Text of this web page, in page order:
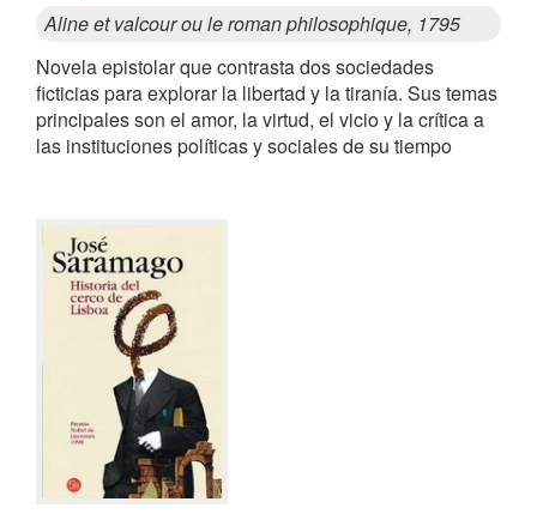
Aline et valcour ou le roman philosophique, 1795
Novela epistolar que contrasta dos sociedades
ficticias para explorar la libertad y la tiranía. Sus temas
principales son el amor, la virtud, el vicio y la crítica a
las instituciones políticas y sociales de su tiempo